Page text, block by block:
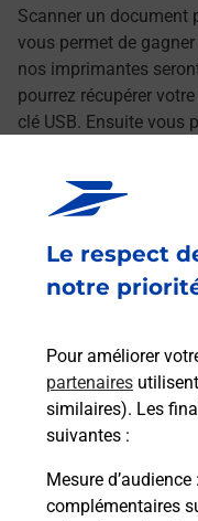
Le respect
notre
Pour améliorer
partenaires
similaires). Les
suivantes :
Mesure d’audience
complémentaires
Scanner un document
vous permet de
nos imprimantes
pourrez récupérer
clé USB. Ensuite vous
Le lien s'ouvre dans
En savoir plus